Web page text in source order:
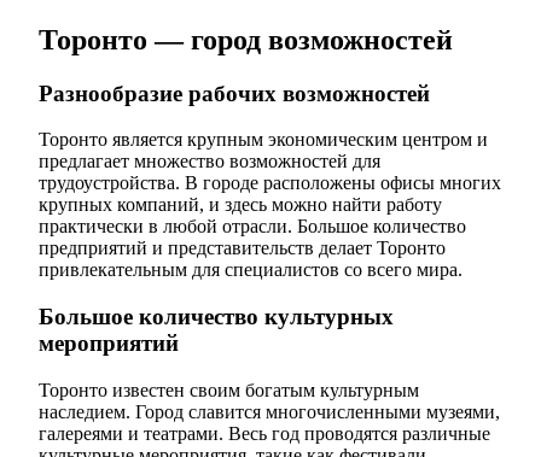
Торонто — город возможностей
Разнообразие рабочих возможностей
Торонто является крупным экономическим центром и
предлагает множество возможностей для
трудоустройства. В городе расположены офисы многих
крупных компаний, и здесь можно найти работу
практически в любой отрасли. Большое количество
предприятий и представительств делает Торонто
привлекательным для специалистов со всего мира.
Большое количество культурных
мероприятий
Торонто известен своим богатым культурным
наследием. Город славится многочисленными музеями,
галереями и театрами. Весь год проводятся различные